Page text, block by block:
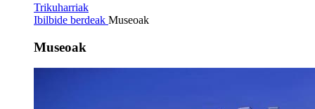
Trikuharriak
Ibilbide berdeak Museoak
Museoak